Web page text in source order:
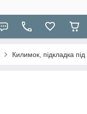
Килимок, підкладка під